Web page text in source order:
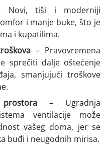
tiši i moderniji
i manje buke, što je
i kupatilima.
– Pravovremena
sprečiti dalje oštećenje
smanjujući troškove
– Ugradnja
ventilacije može
vašeg doma, jer se
buđi i neugodnih mirisa.